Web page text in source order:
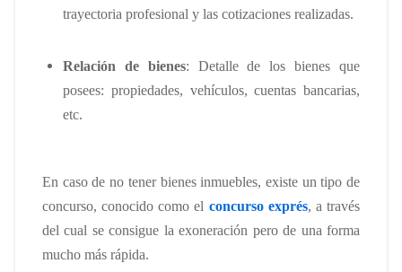
trayectoria profesional y las cotizaciones realizadas.
Relación de bienes: Detalle de los bienes que
posees: propiedades, vehículos, cuentas bancarias,
etc.
En caso de no tener bienes inmuebles, existe un tipo de
concurso, conocido como el concurso exprés, a través
del cual se consigue la exoneración pero de una forma
mucho más rápida.